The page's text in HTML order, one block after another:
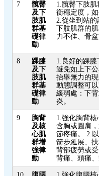
7
髖臀
及下
肢肌
群基
礎律
動
1.髖臀下肢
衡穩定度，
2.從坐到站
下肢肌群的
力不佳、骨
8
踝膝
及下
肢肌
群基
礎律
動
1.良好的踝
避免如上下
抬舉無力的
動態調整可
緩弱處：下
炎。
9
胸背
及核
心肌
群增
強律
動
1.強化胸背
含胸或圓肩
節疼痛。 2.
箭步延展、
背部疲勞或
背痛、頭痛